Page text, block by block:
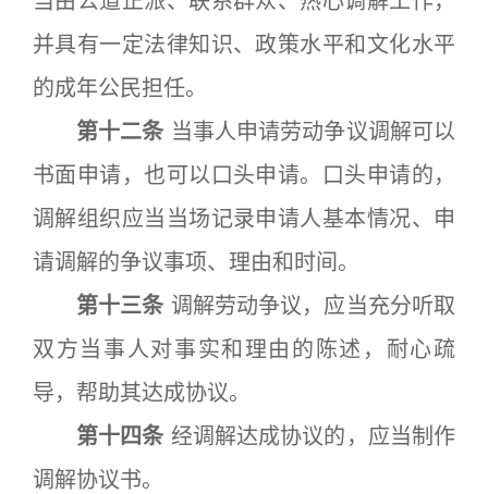
并具有一定法律知识、政策水平和文化水平
的成年公民担任。
第十二条 当事人申请劳动争议调解可以
书面申请，也可以口头申请。口头申请的，
调解组织应当当场记录申请人基本情况、申
请调解的争议事项、理由和时间。
第十三条 调解劳动争议，应当充分听取
双方当事人对事实和理由的陈述，耐心疏
导，帮助其达成协议。
第十四条 经调解达成协议的，应当制作
调解协议书。